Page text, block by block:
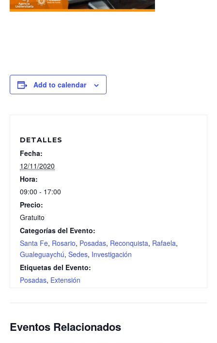
Add to calendar
DETALLES
Fecha:
12/11/2020
Hora:
09:00 - 17:00
Precio:
Gratuito
Categorías del Evento:
Santa Fe, Rosario, Posadas, Reconquista, Rafaela,
Gualeguaychú, Sedes, Investigación
Etiquetas del Evento:
Posadas, Extensión
Eventos Relacionados